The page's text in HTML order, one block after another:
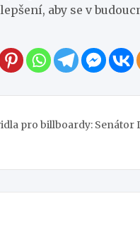
aby se v
pro billboardy: